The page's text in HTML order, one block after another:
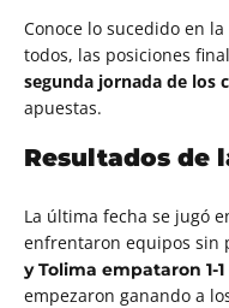
Conoce lo sucedido en
todos, las posiciones
segunda jornada de los
apuestas.
Resultados de
La última fecha se jugó
enfrentaron equipos sin
y Tolima empataron 1-1
empezaron ganando a